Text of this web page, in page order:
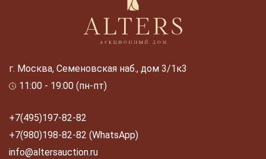
г. Москва, Семеновская наб., дом 3/1к3
11:00 - 19:00 (пн-пт)
+7(495)197-82-82
+7(980)198-82-82 (WhatsApp)
info@altersauction.ru